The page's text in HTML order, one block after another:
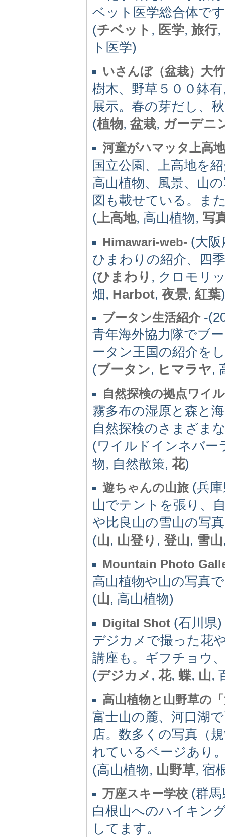
ベット医学総合体で
(チベット , 医学, 旅行,
ト医学)
いさんぼ（盆栽）大竹
樹木、野草５００鉢
展示。春の芽だし、
(植物, 盆栽, ガーデニ
河童がハマッタ上高地
国立公園、上高地を
高山植物、風景、山
図も載せている。ま
(上高地, 高山植物, 写
Himawari-web- (大阪
ひまわりの紹介、四
(ひまわり , クロモリ
畑, Harbot, 夜景, 紅葉)
ブータン生活紹介-
青年海外協力隊でブ
ータン王国の紹介を
(ブータン, ヒマラヤ,
自然探検の拠点ワイ
霧多布の湿原と森と
自然探検のさまざま
(ワイルドインネバー
物, 自然散策, 花)
遊ちゃんの山旅 (兵
山でテントを張り、
や比良山の雪山の写
(山, 山登り , 登山, 雪山
Mountain Photo
高山植物や山の写真
(山, 高山植物)
Digital Shot (石川県
デジカメで撮った花
講座も。ギフチョウ
(デジカメ , 花, 蝶, 山,
高山植物と山野草の
富士山の麓、河口湖
店。数多くの写真（
れているページあり
(高山植物, 山野草, 宿
万座スキー学校 (群
白根山へのハイキン
してます。